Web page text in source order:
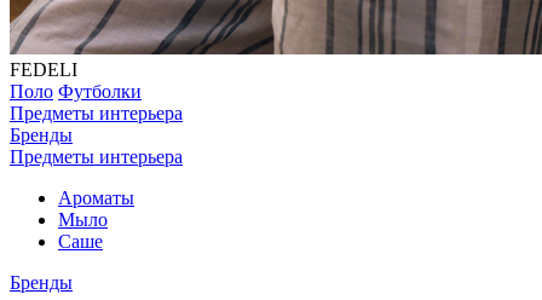
FEDELI
Поло Футболки
Предметы интерьера
Бренды
Предметы интерьера
Ароматы
Мыло
Саше
Бренды